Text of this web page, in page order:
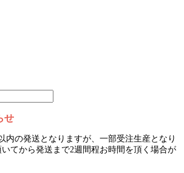
せ
内の発送となりますが、一部受注生産となり
てから発送まで2週間程お時間を頂く場合が